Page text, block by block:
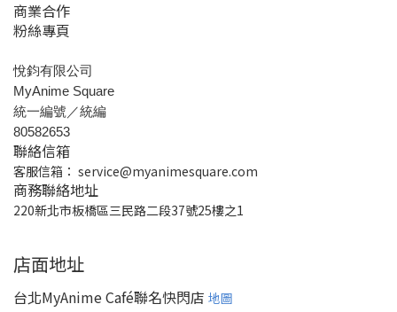
商業合作
粉絲專頁
悅鈞有限公司
MyAnime Square
統一編號／統編
80582653
聯絡信箱
客服信箱： service@myanimesquare.com
商務聯絡地址
220新北市板橋區三民路二段37號25樓之1
店面地址
台北MyAnime Café聯名快閃店 地圖